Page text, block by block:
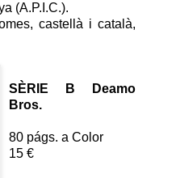
(A.P.I.C.).
castellà i català,
SÈRIE B
Deamo
Bros.
80 págs. a Color
15 €